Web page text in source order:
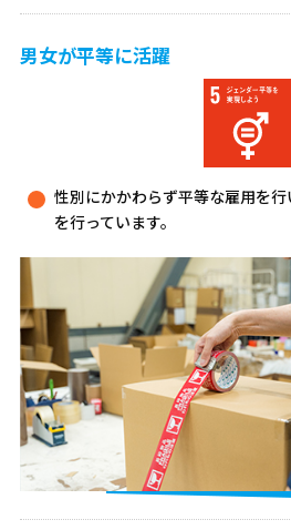
男女が平等に活躍
性別にかかわらず平等な雇用を
を行っています。